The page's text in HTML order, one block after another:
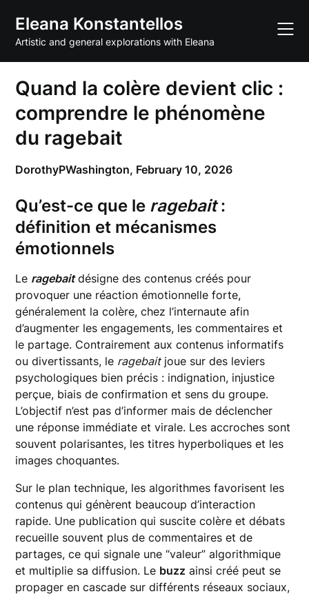
content
Eleana Konstantellos
Artistic and general explorations with Eleana
Quand la colère devient clic :
comprendre le phénomène
du ragebait
DorothyPWashington, February 10, 2026
Qu’est-ce que le ragebait:
définition et mécanismes
émotionnels
Le ragebaitdésigne des contenus créés pour
provoquer une réaction émotionnelle forte,
généralement la colère, chez l’internaute afin
d’augmenter les engagements, les commentaires et
le partage. Contrairement aux contenus informatifs
ou divertissants, le ragebaitjoue sur des leviers
psychologiques bien précis : indignation, injustice
perçue, biais de confirmation et sens du groupe.
L’objectif n’est pas d’informer mais de déclencher
une réponse immédiate et virale. Les accroches sont
souvent polarisantes, les titres hyperboliques et les
images choquantes.
Sur le plan technique, les algorithmes favorisent les
contenus qui génèrent beaucoup d’interaction
rapide. Une publication qui suscite colère et débats
recueille souvent plus de commentaires et de
partages, ce qui signale une “valeur” algorithmique
et multiplie sa diffusion. Le buzz ainsi créé peut se
propager en cascade sur différents réseaux sociaux,